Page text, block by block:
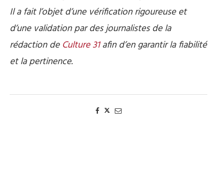
Il a fait l’objet d’une vérification rigoureuse et
d’une validation par des journalistes de la
rédaction de Culture 31afin d’en garantir la fiabilité
et la pertinence.